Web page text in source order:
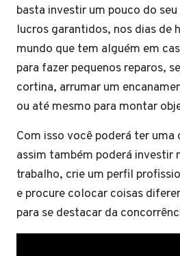
basta investir um pouco do
lucros garantidos, nos dias de
mundo que tem alguém em
para fazer pequenos reparos,
cortina, arrumar um
ou até mesmo para montar
Com isso você poderá ter
assim também poderá investir
trabalho, crie um perfil
e procure colocar coisas
para se destacar da